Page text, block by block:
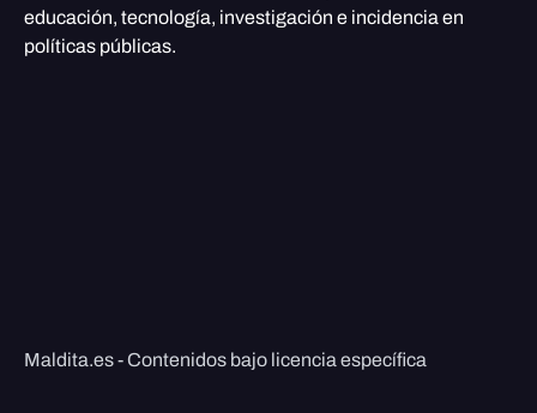
educación, tecnología, investigación e incidencia en
políticas públicas.
Maldita.es - Contenidos bajo licencia específica